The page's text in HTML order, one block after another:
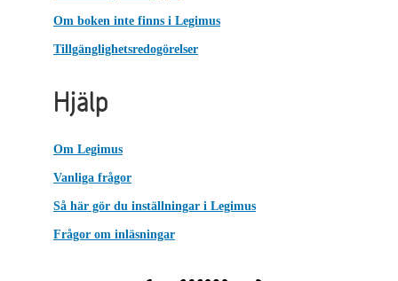
Om boken inte finns i Legimus
Tillgänglighetsredogörelser
Hjälp
Om Legimus
Vanliga frågor
Så här gör du inställningar i Legimus
Frågor om inläsningar